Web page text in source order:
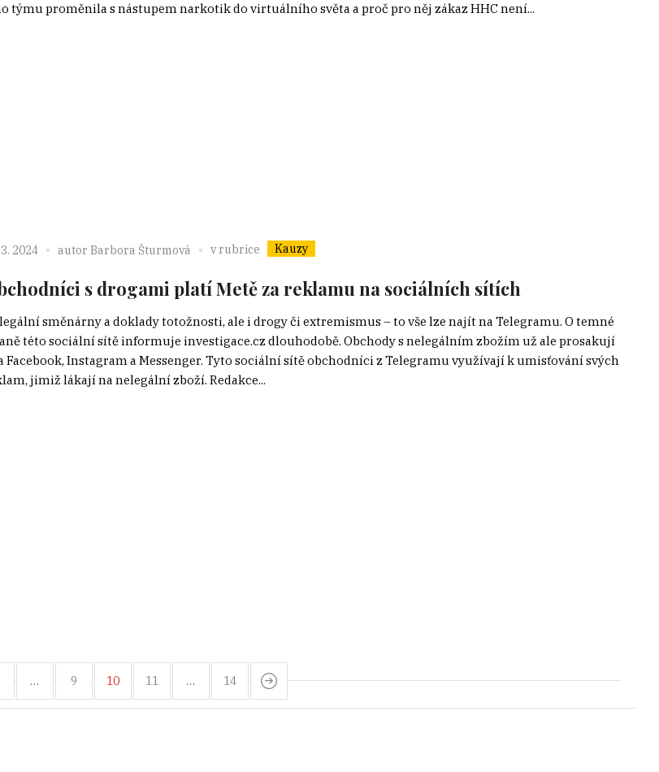
týmu proměnila s nástupem narkotik do virtuálního světa a proč pro něj zákaz HHC není...
2024 autor Barbora Šturmová v rubrice Kauzy
s drogami platí Metě za reklamu na sociálních sítích
směnárny a doklady totožnosti, ale i drogy či extremismus – to vše lze najít na Telegramu. O temné
této sociální sítě informuje investigace.cz dlouhodobě. Obchody s nelegálním zbožím už ale prosakují
Facebook, Instagram a Messenger. Tyto sociální sítě obchodníci z Telegramu využívají k umisťování svých
jimiž lákají na nelegální zboží. Redakce...
… 9 10 11 … 14